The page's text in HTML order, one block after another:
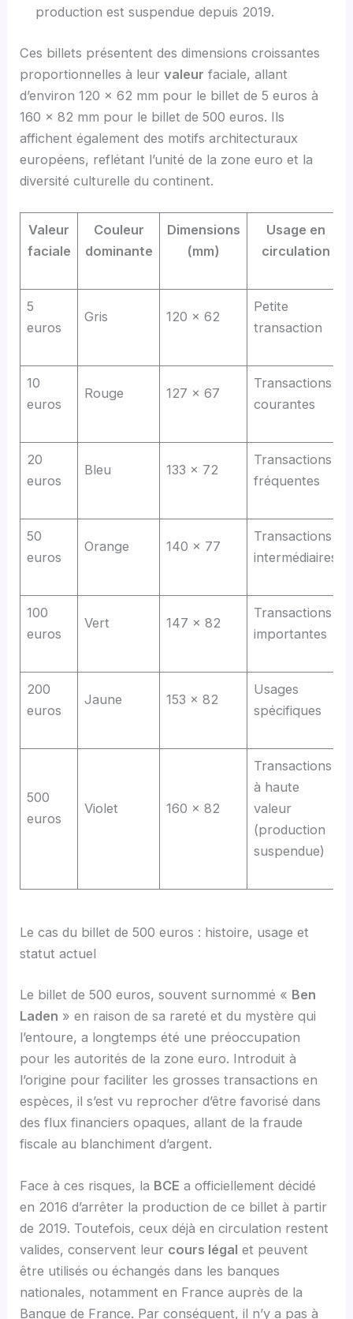
production est suspendue depuis 2019.
Ces billets présentent des dimensions croissantes
proportionnelles à leurvaleur faciale, allant
d’environ 120 x 62 mm pour le billet de 5 euros à
160 x 82 mm pour le billet de 500 euros. Ils
affichent également des motifs architecturaux
européens, reflétant l’unité de la zone euro et la
diversité culturelle du continent.
Valeur
faciale
Couleur
dominante
Dimensions
(mm)
Usage en
circulation
5
euros
Gris 120 x 62
Petite
transaction
10
euros
Rouge 127 x 67
Transactions
courantes
20
euros
Bleu 133 x 72
Transactions
fréquentes
50
euros
Orange 140 x 77
Transactions
intermédiaires
100
euros
Vert 147 x 82
Transactions
importantes
200
euros
Jaune 153 x 82
Usages
spécifiques
500
euros
Violet 160 x 82
Transactions
à haute
valeur
(production
suspendue)
Le cas du billet de 500 euros : histoire, usage et
statut actuel
Le billet de 500 euros, souvent surnommé « Ben
Laden » en raison de sa rareté et du mystère qui
l’entoure, a longtemps été une préoccupation
pour les autorités de la zone euro. Introduit à
l’origine pour faciliter les grosses transactions en
espèces, il s’est vu reprocher d’être favorisé dans
des flux financiers opaques, allant de la fraude
fiscale au blanchiment d’argent.
Face à ces risques, la BCE a officiellement décidé
en 2016 d’arrêter la production de ce billet à partir
de 2019. Toutefois, ceux déjà en circulation restent
valides, conservent leur cours légal et peuvent
être utilisés ou échangés dans les banques
nationales, notamment en France auprès de la
Banque de France. Par conséquent, il n’y a pas à